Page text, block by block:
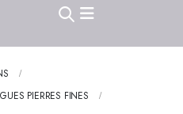
PIERRES FINES